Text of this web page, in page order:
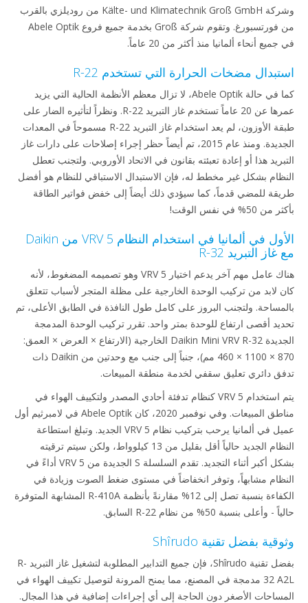
وشركة Kälte- und Klimatechnik Groß GmbH من روديلزي بالقرب
من فورتسبورغ. وتقوم شركة Groß بخدمة جميع فروع Abele Optik
في جميع أنحاء ألمانيا منذ أكثر من 20 عاماً.
استبدال مضخات الحرارة التي تستخدم R-22
كما في حالة Abele Optik، لا تزال معظم الأنظمة الحالية التي يزيد
عمرها عن 20 عاماً تستخدم غاز التبريد R-22. ونظراً لتأثيره الضار على
طبقة الأوزون، لم يعد استخدام غاز التبريد R-22 مسموحاً في المعدات
الجديدة. ومنذ عام 2015، تم أيضاً حظر إجراء إصلاحات على دارات غاز
التبريد هذا أو إعادة تعبئته بقانون في الاتحاد الأوروبي. ولتجنب تعطل
النظام بشكل غير مخطط له، فإن الاستبدال الاستباقي للنظام هو أفضل
طريقة للمضي قدماً، كما سيؤدي ذلك أيضاً إلى خفض فواتير الطاقة
بأكثر من 50% في نفس الوقت!
الأول في ألمانيا في استخدام النظام VRV 5 من Daikin
مع غاز التبريد R-32
هناك عامل مهم آخر يدعم اختيار VRV 5 وهو تصميمه المضغوط، لأنه
كان لابد من تركيب الوحدة الخارجية على مظلة المتجر لأسباب تتعلق
بالمساحة. ولتجنب البروز على كامل طول النافذة في الطابق الأعلى، تم
تحديد أقصى ارتفاع للوحدة بمتر واحد. تقرر تركيب الوحدة المدمجة
الجديدة Daikin Mini VRV R-32 الخارجية (الارتفاع × العرض × العمق:
870 × 1100 × 460 مم)، جنباً إلى جنب مع وحدتين من Daikin ذات
تدفق دائري تعليق سقفي لخدمة منطقة المبيعات.
يتم استخدام VRV 5 كنظام تدفئة أحادي المصدر ولتكييف الهواء في
مناطق المبيعات. وفي نوفمبر 2020، كان Abele Optik في لامبرثيم أول
عميل في ألمانيا يرحب بتركيب نظام VRV 5 الجديد. وتبلغ استطاعة
النظام الجديد حالياً أقل بقليل من 13 كيلوواط، ولكن سيتم ترقيته
بشكل أكبر أثناء التجديد. تقدم السلسلة S الجديدة من VRV 5 أداءً في
النظام مشابهاً، وتوفر انخفاضاً في مستوى ضغط الصوت وزيادة في
الكفاءة بنسبة تصل إلى 12% مقارنةً بأنظمة R-410A المشابهة المتوفرة
حالياً - وأعلى بنسبة 50% من نظام R-22 السابق.
وثوقية بفضل تقنية Shîrudo
بفضل تقنية Shîrudo، فإن جميع التدابير المطلوبة لتشغيل غاز التبريد R-
32 A2L مدمجة في المصنع، مما يمنح المرونة لتوصيل تكييف الهواء في
المساحات الأصغر دون الحاجة إلى أي إجراءات إضافية في هذا المجال.